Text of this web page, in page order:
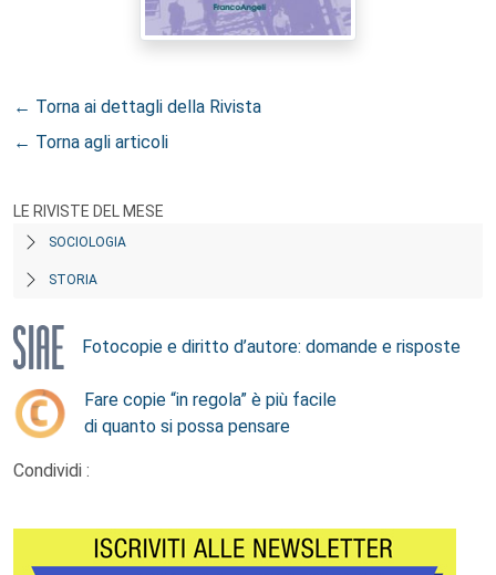
← Torna ai dettagli della Rivista
← Torna agli articoli
LE RIVISTE DEL MESE
SOCIOLOGIA
STORIA
Fotocopie e diritto d’autore: domande e risposte
Fare copie “in regola” è più facile
di quanto si possa pensare
Condividi :